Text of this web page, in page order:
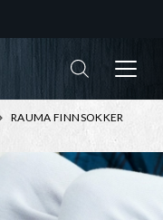
RAUMA FINNSOKKER